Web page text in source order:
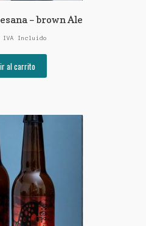
– brown Ale
IVA Incluido
al carrito